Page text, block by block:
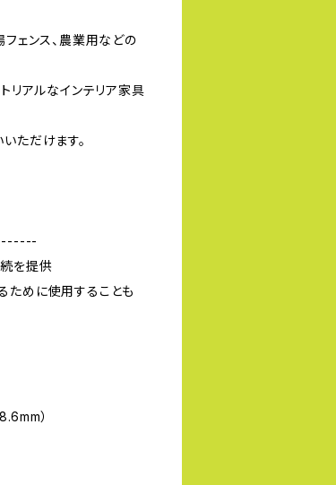
フェンス、農業用などの
リアルなインテリア家具
ただけます。
を提供
ために使用することも
）